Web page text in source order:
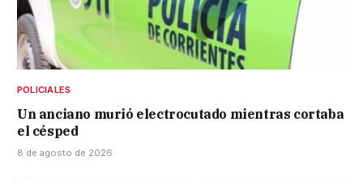
POLICIALES
Un anciano murió electrocutado mientras cortaba
el césped
8 de agosto de 2026